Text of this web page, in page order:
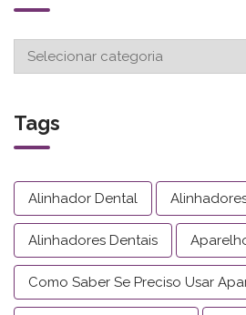
Tags
Alinhador Dental
Alinhadores Dentais
Como Saber Se Preciso Usar